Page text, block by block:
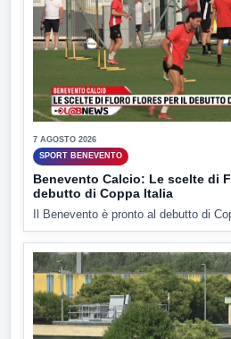
7 AGOSTO 2026
SPORT BENEVENTO
Benevento Calcio: Le scelte di
debutto di Coppa Italia
Il Benevento è pronto al debutto di